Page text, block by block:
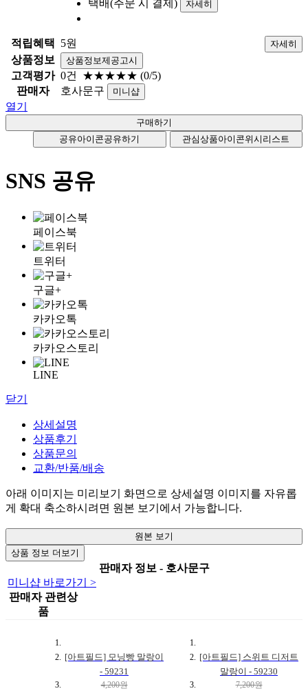
택배(주문 시 결제)
자세히
적립혜택 5원 자세히
상품정보 상품정보제공고시
고객평가 0건 ★★★★★ (0/5)
판매자
호사문구 미니샵
열기
공유아이콘공유하기 관심상품아이콘위시리스트
SNS 공유
페이스북
트위터
구글+
카카오톡
카카오스토리
LINE
닫기
상세설명
상품후기
상품문의
교환/반품/배송
아래 이미지는 미리보기 화면으로 상세설명 이미지를 자유롭
게 확대 축소하시려면 원본 보기에서 가능합니다.
원본 보기
상품 정보 더보기
판매자 정보 - 호사문구
미니샵 바로가기 >
판매자 관련상
품
[아트필드] 모닝빵 말랑이
- 59231
4,200원
[아트필드] 스위트 디저트
말랑이 - 59230
7,200원